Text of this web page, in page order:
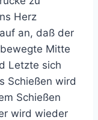
Herz
an, daß der
Mitte
Letzte sich
Schießen wird
Schießen
wird wieder